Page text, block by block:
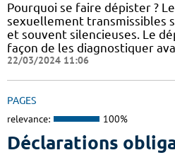
Pourquoi se faire dépister ?
sexuellement transmissibles
et souvent silencieuses. Le
façon de les diagnostiquer
22/03/2024 11:06
PAGES
relevance: 100%
Déclarations